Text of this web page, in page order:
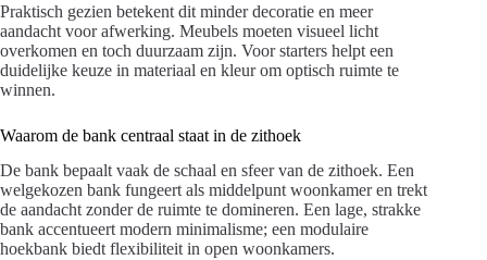
Praktisch gezien betekent dit minder decoratie en meer
aandacht voor afwerking. Meubels moeten visueel licht
overkomen en toch duurzaam zijn. Voor starters helpt een
duidelijke keuze in materiaal en kleur om optisch ruimte te
winnen.
Waarom de bank centraal staat in de zithoek
De bank bepaalt vaak de schaal en sfeer van de zithoek. Een
welgekozen bank fungeert als middelpunt woonkamer en trekt
de aandacht zonder de ruimte te domineren. Een lage, strakke
bank accentueert modern minimalisme; een modulaire
hoekbank biedt flexibiliteit in open woonkamers.